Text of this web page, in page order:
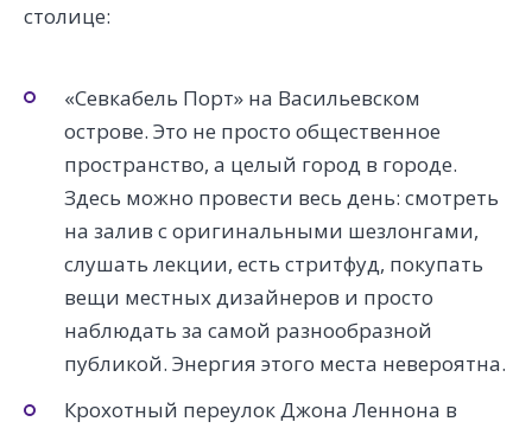
столице:
«Севкабель Порт» на Васильевском
острове. Это не просто общественное
пространство, а целый город в городе.
Здесь можно провести весь день: смотреть
на залив с оригинальными шезлонгами,
слушать лекции, есть стритфуд, покупать
вещи местных дизайнеров и просто
наблюдать за самой разнообразной
публикой. Энергия этого места невероятна.
Крохотный переулок Джона Леннона в